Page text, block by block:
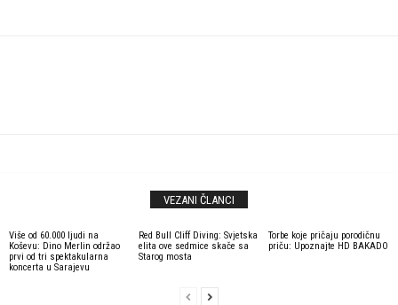
VEZANI ČLANCI
Više od 60.000 ljudi na
Koševu: Dino Merlin održao
prvi od tri spektakularna
koncerta u Sarajevu
Red Bull Cliff Diving: Svjetska
elita ove sedmice skače sa
Starog mosta
Torbe koje pričaju porodičnu
priču: Upoznajte HD BAKADO